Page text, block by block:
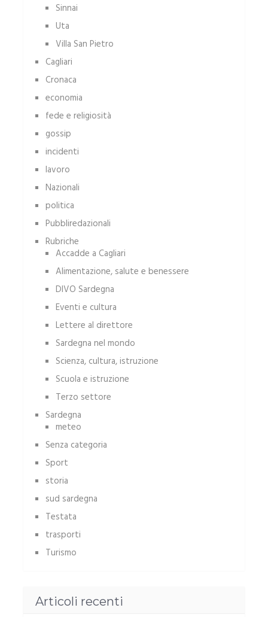
Sinnai
Uta
Villa San Pietro
Cagliari
Cronaca
economia
fede e religiosità
gossip
incidenti
lavoro
Nazionali
politica
Pubbliredazionali
Rubriche
Accadde a Cagliari
Alimentazione, salute e benessere
DIVO Sardegna
Eventi e cultura
Lettere al direttore
Sardegna nel mondo
Scienza, cultura, istruzione
Scuola e istruzione
Terzo settore
Sardegna
meteo
Senza categoria
Sport
storia
sud sardegna
Testata
trasporti
Turismo
Articoli recenti